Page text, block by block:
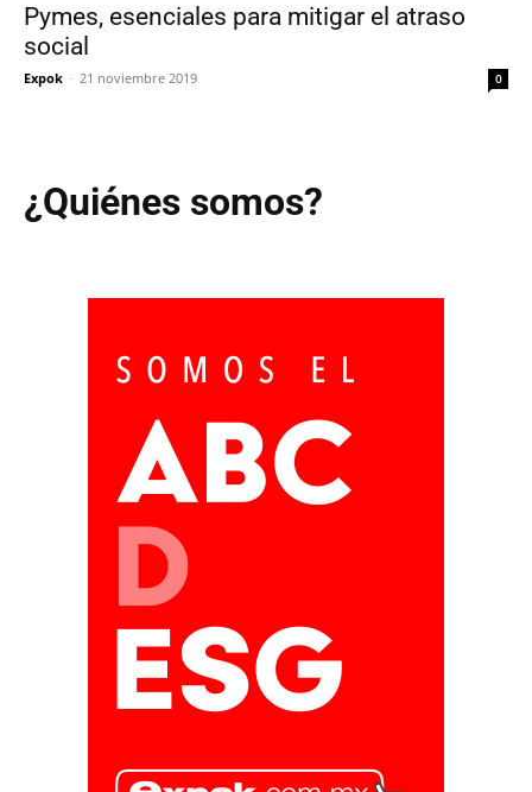
Pymes, esenciales para mitigar el atraso
social
Expok - 21 noviembre 2019 0
¿Quiénes somos?